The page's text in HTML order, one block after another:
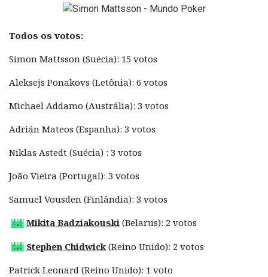
Todos os votos:
Simon Mattsson (Suécia): 15 votos
Aleksejs Ponakovs (Letônia): 6 votos
Michael Addamo (Austrália): 3 votos
Adrián Mateos (Espanha): 3 votos
Niklas Astedt (Suécia) : 3 votos
João Vieira (Portugal): 3 votos
Samuel Vousden (Finlândia): 3 votos
Mikita Badziakouski (Belarus): 2 votos
Stephen Chidwick (Reino Unido): 2 votos
Patrick Leonard (Reino Unido): 1 voto